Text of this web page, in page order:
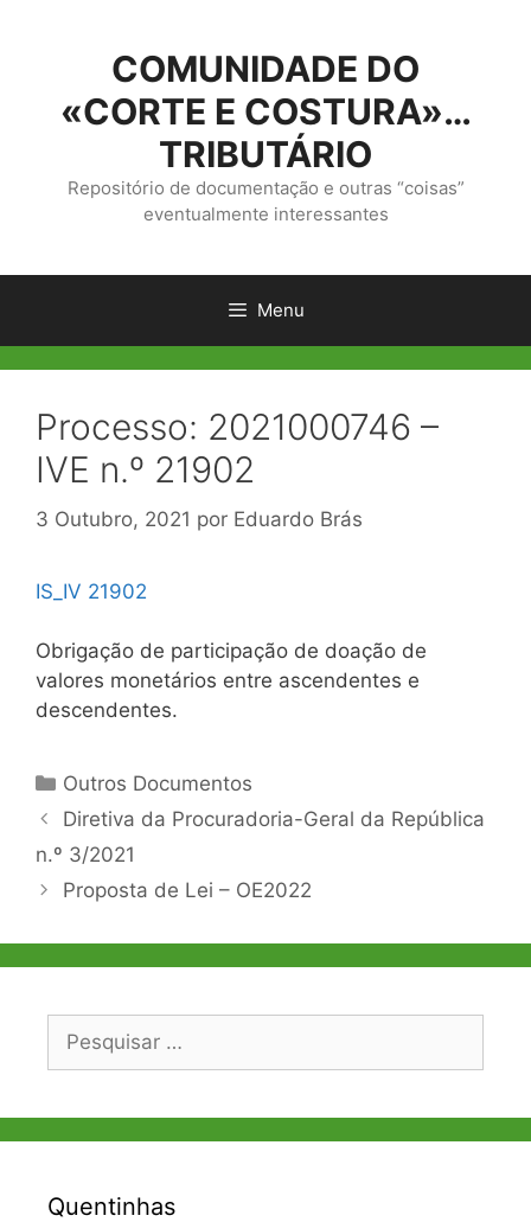
conteúdo
COMUNIDADE DO
«CORTE E COSTURA»…
TRIBUTÁRIO
Repositório de documentação e outras “coisas”
eventualmente interessantes
Menu
Processo: 2021000746 –
IVE n.º 21902
3 Outubro, 2021 por Eduardo Brás
IS_IV 21902
Obrigação de participação de doação de
valores monetários entre ascendentes e
descendentes.
Categorias
Outros Documentos
Navegação
de
Diretiva da Procuradoria-Geral da República
n.º 3/2021
Proposta de Lei – OE2022
Pesquisar
Quentinhas